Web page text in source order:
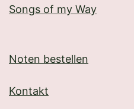
Songs of my Way
Noten bestellen
Kontakt